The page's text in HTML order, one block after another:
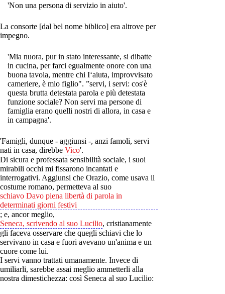
'Non una persona di servizio in aiuto'.
La consorte [dal bel nome biblico] era altrove per
impegno.
'Mia nuora, pur in stato interessante, si dibatte
in cucina, per farci egualmente onore con una
buona tavola, mentre chi I‘aiuta, improvvisato
cameriere, è mio figlio". ”servi, i servi: cos'è
questa brutta detestata parola e più detestata
funzione sociale? Non servi ma persone di
famiglia erano quelli nostri di allora, in casa e
in campagna'.
'Famigli, dunque - aggiunsi -, anzi famoli, servi
nati in casa, direbbe Vico'.
Di sicura e professata sensibilità sociale, i suoi
mirabili occhi mi fissarono incantati e
interrogativi. Aggiunsi che Orazio, come usava il
costume romano, permetteva al suo
schiavo Davo piena libertà di parola in
determinati giorni festivi
; e, ancor meglio,
Seneca, scrivendo al suo Lucilio, cristianamente
gli faceva osservare che quegli schiavi che lo
servivano in casa e fuori avevano un'anima e un
cuore come lui.
I servi vanno trattati umanamente. Invece di
umiliarli, sarebbe assai meglio ammetterli alla
nostra dimestichezza: così Seneca al suo Lucilio: